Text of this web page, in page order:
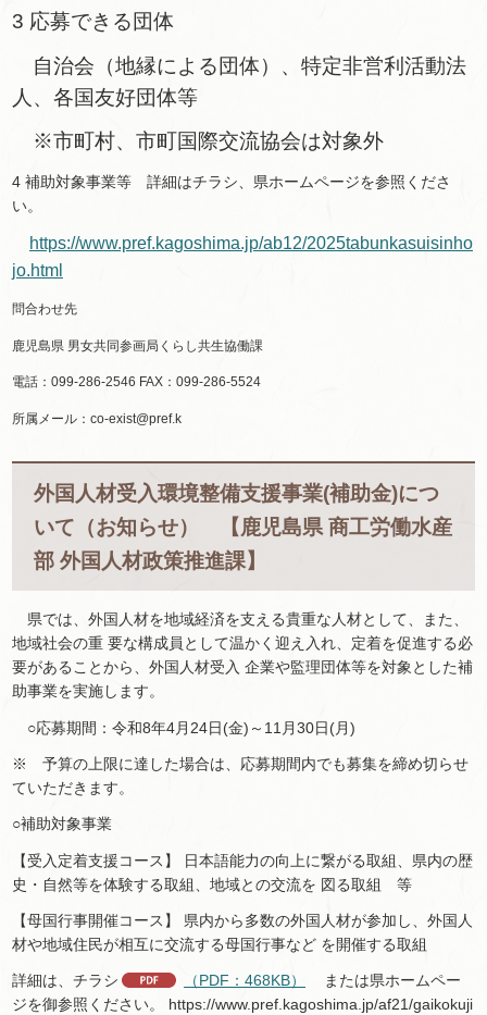
3 応募できる団体
自治会（地縁による団体）、特定非営利活動法
人、各国友好団体等
※市町村、市町国際交流協会は対象外
4 補助対象事業等 詳細はチラシ、県ホームページを参照くださ
い。
https://www.pref.kagoshima.jp/ab12/2025tabunkasuisinho
jo.html
問合わせ先
鹿児島県 男女共同参画局くらし共生協働課
電話：099-286-2546 FAX：099-286-5524
所属メール：co-exist@pref.k
外国人材受入環境整備支援事業(補助金)につ
いて（お知らせ） 【鹿児島県 商工労働水産
部 外国人材政策推進課】
県では、外国人材を地域経済を支える貴重な人材として、また、
地域社会の重 要な構成員として温かく迎え入れ、定着を促進する必
要があることから、外国人材受入 企業や監理団体等を対象とした補
助事業を実施します。
○応募期間：令和8年4月24日(金)～11月30日(月)
※
予算の上限に達した場合は、応募期間内でも募集を締め切らせ
ていただきます。
○補助対象事業
【受入定着支援コース】 日本語能力の向上に繋がる取組、県内の歴
史・自然等を体験する取組、地域との交流を 図る取組 等
【母国行事開催コース】 県内から多数の外国人材が参加し、外国人
材や地域住民が相互に交流する母国行事など を開催する取組
詳細は、チラシ （PDF：468KB）
または県ホームペー
ジを御参照ください。 https://www.pref.kagoshima.jp/af21/gaikokuji